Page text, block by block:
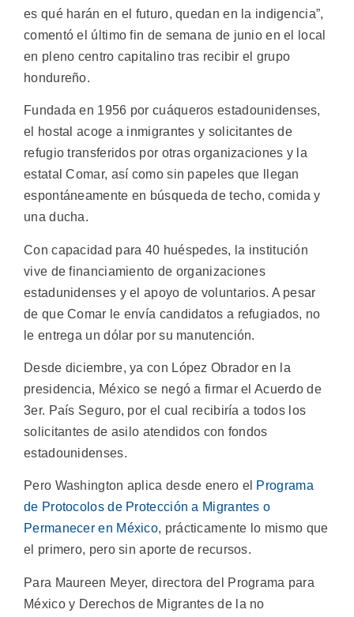
es qué harán en el futuro, quedan en la indigencia”,
comentó el último fin de semana de junio en el local
en pleno centro capitalino tras recibir el grupo
hondureño.
Fundada en 1956 por cuáqueros estadounidenses,
el hostal acoge a inmigrantes y solicitantes de
refugio transferidos por otras organizaciones y la
estatal Comar, así como sin papeles que llegan
espontáneamente en búsqueda de techo, comida y
una ducha.
Con capacidad para 40 huéspedes, la institución
vive de financiamiento de organizaciones
estadunidenses y el apoyo de voluntarios. A pesar
de que Comar le envía candidatos a refugiados, no
le entrega un dólar por su manutención.
Desde diciembre, ya con López Obrador en la
presidencia, México se negó a firmar el Acuerdo de
3er. País Seguro, por el cual recibiría a todos los
solicitantes de asilo atendidos con fondos
estadounidenses.
Pero Washington aplica desde enero el Programa
de Protocolos de Protección a Migrantes o
Permanecer en México, prácticamente lo mismo que
el primero, pero sin aporte de recursos.
Para Maureen Meyer, directora del Programa para
México y Derechos de Migrantes de la no